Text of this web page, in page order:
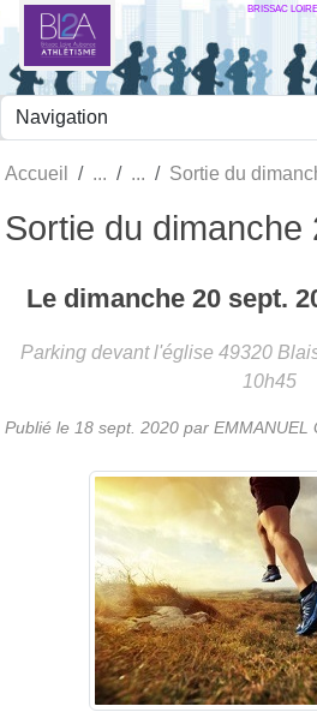
BRISSAC
Accueil Sortie du
Sortie du dimanche
Le dimanche 20 sept.
Parking devant l'église 49320
10h45
Publié le 18 sept. 2020 par EMMANUEL
Panneau de gestion des cookies